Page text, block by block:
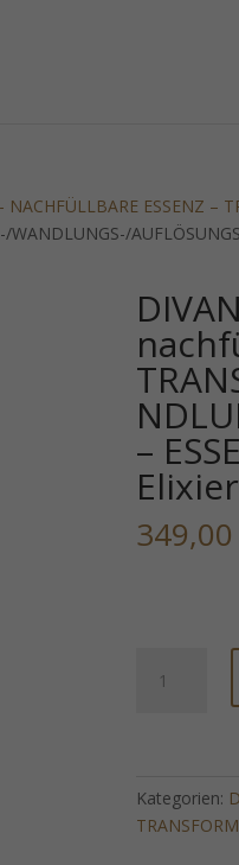
NACHFÜLLBARE ESSENZ –
WANDLUNGS-/
–
349,00
ELIXIER"
-
ESSENZ
Kategorien: